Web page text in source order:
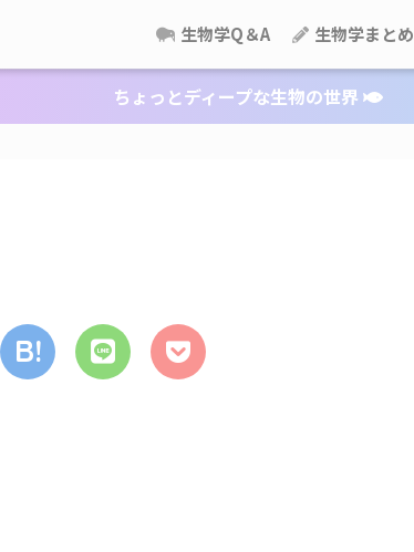
生物学Q＆A 生物学まとめ
ちょっとディープな生物の世界